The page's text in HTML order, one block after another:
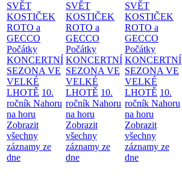
SVĚT
KOSTIČEK
ROTO a
GECCO
Počátky
KONCERTNÍ
SEZONA VE
VELKÉ
LHOTĚ 10.
ročník Nahoru
na horu
Zobrazit
všechny
záznamy ze
dne
SVĚT
KOSTIČEK
ROTO a
GECCO
Počátky
KONCERTNÍ
SEZONA VE
VELKÉ
LHOTĚ 10.
ročník Nahoru
na horu
Zobrazit
všechny
záznamy ze
dne
SVĚT
KOSTIČEK
ROTO a
GECCO
Počátky
KONCERTNÍ
SEZONA VE
VELKÉ
LHOTĚ 10.
ročník Nahoru
na horu
Zobrazit
všechny
záznamy ze
dne